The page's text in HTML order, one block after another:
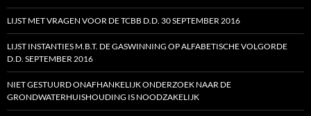
LIJST MET VRAGEN VOOR DE TCBB D.D. 30 SEPTEMBER 2016
LIJST INSTANTIES M.B.T. DE GASWINNING OP ALFABETISCHE VOLGORDE
D.D. SEPTEMBER 2016
NIET GESTUURD ONAFHANKELIJK ONDERZOEK NAAR DE
GRONDWATERHUISHOUDING IS NOODZAKELIJK